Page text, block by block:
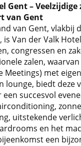
Gent –
van Gent
van Gent, vlakbij
Van der Valk
congressen en
zalen,
Meetings) met eigen
lounge, biedt deze
succesvol
uitstekende
en het
een